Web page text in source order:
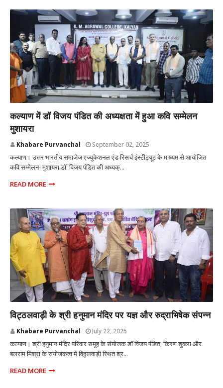
कल्याण में डॉ विजय पंडित की अध्यक्षता में हुआ कवि सम्मेलन
मुशायरा
Khabare Purvanchal September 02, 2025
कल्याण। उत्तर भारतीय समाजेज एज्युकेशनल एंड रिसर्च इंस्टीट्यूट के माध्यम से आयोजित
कवि सम्मेलन- मुशायरा डॉ. विजय पंडित की अध्यक्...
READ MORE
विट्ठलवाड़ी के श्री हनुमान मंदिर पर यज्ञ और रुद्राभिषेक संपन्न
Khabare Purvanchal July 22, 2025
कल्याण। श्री हनुमान मंदिर परिवार समूह के संयोजक डॉ विजय पंडित, किरण शुक्ला और
बलराम मिश्रा के संयोजकत्व में विठ्ठलवाड़ी स्थित श्र...
READ MORE